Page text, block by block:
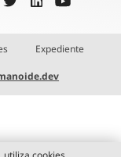
Expediente